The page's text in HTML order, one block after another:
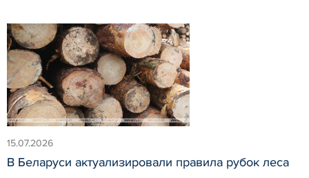
15.07.2026
В Беларуси актуализировали правила рубок леса